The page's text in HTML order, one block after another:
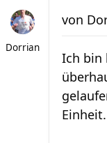
Dorrian
von
Ich bin
Einheit.